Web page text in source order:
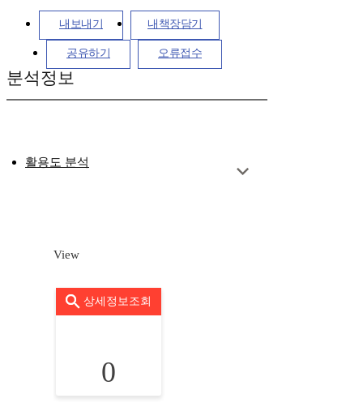
내보내기 내책장담기
공유하기 오류접수
분석정보
활용도 분석
View
상세정보조회
0